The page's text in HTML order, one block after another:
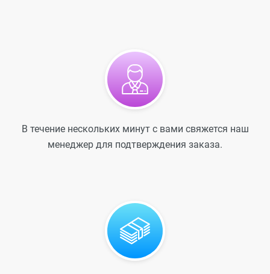
В течение нескольких минут с вами свяжется наш
менеджер для подтверждения заказа.